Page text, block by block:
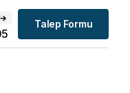
Talep Formu